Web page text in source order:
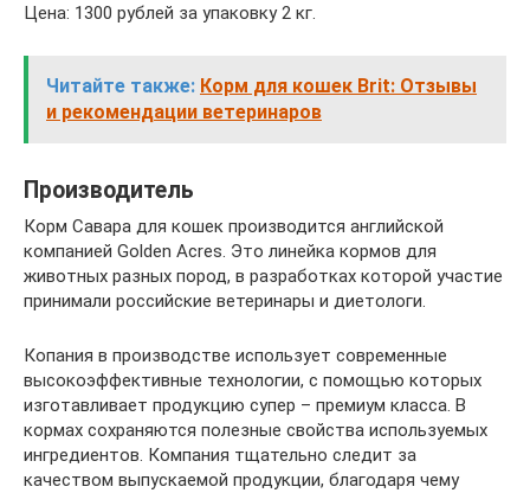
Цена: 1300 рублей за упаковку 2 кг.
Читайте также: Корм для кошек Brit: Отзывы
и рекомендации ветеринаров
Производитель
Корм Савара для кошек производится английской
компанией Golden Acres. Это линейка кормов для
животных разных пород, в разработках которой участие
принимали российские ветеринары и диетологи.
Копания в производстве использует современные
высокоэффективные технологии, с помощью которых
изготавливает продукцию супер – премиум класса. В
кормах сохраняются полезные свойства используемых
ингредиентов. Компания тщательно следит за
качеством выпускаемой продукции, благодаря чему